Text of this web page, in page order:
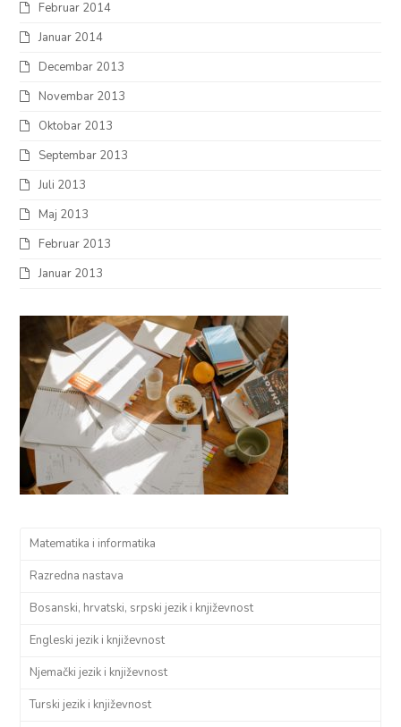
Februar 2014
Januar 2014
Decembar 2013
Novembar 2013
Oktobar 2013
Septembar 2013
Juli 2013
Maj 2013
Februar 2013
Januar 2013
Matematika i informatika
Razredna nastava
Bosanski, hrvatski, srpski jezik i književnost
Engleski jezik i književnost
Njemački jezik i književnost
Turski jezik i književnost